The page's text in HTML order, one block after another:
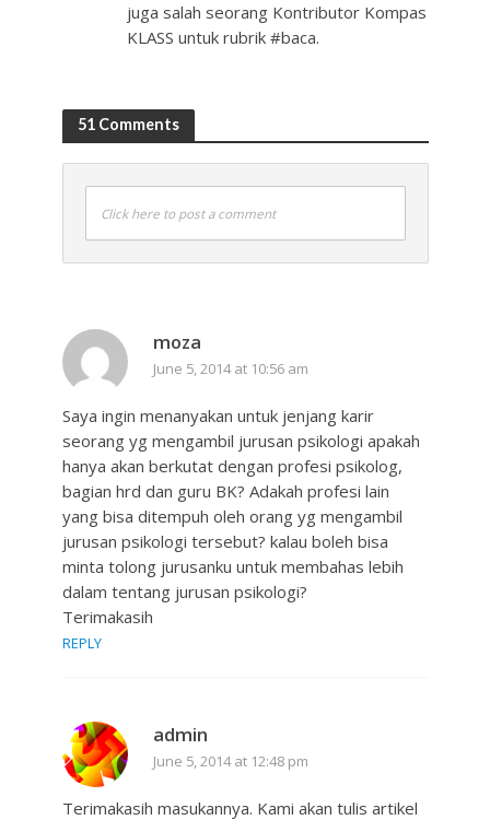
juga salah seorang Kontributor Kompas
KLASS untuk rubrik #baca.
51 Comments
Click here to post a comment
moza
June 5, 2014 at 10:56 am
Saya ingin menanyakan untuk jenjang karir
seorang yg mengambil jurusan psikologi apakah
hanya akan berkutat dengan profesi psikolog,
bagian hrd dan guru BK? Adakah profesi lain
yang bisa ditempuh oleh orang yg mengambil
jurusan psikologi tersebut? kalau boleh bisa
minta tolong jurusanku untuk membahas lebih
dalam tentang jurusan psikologi?
Terimakasih
REPLY
admin
June 5, 2014 at 12:48 pm
Terimakasih masukannya. Kami akan tulis artikel